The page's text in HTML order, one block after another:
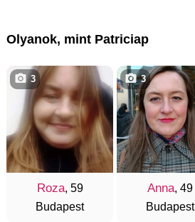
Olyanok, mint Patriciap
Roza, 59
Budapest
3
Anna, 49
Budapest
3